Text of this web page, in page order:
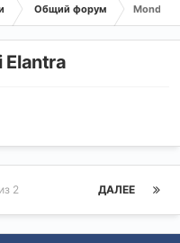
Общий форум Mondeo
ДАЛЕЕ
2